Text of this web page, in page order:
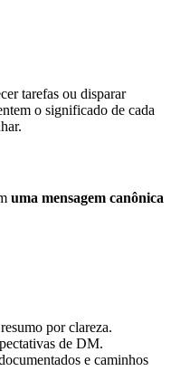
tarefas ou disparar
o significado de cada
uma mensagem canônica
por clareza.
de DM.
e caminhos